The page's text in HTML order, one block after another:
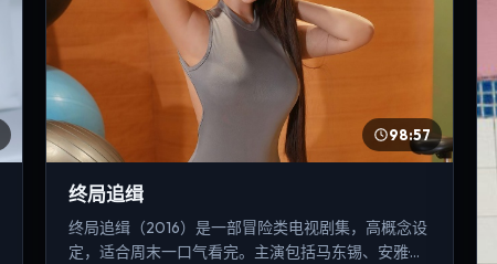
98:57
终局追缉
终局追缉（2016）是一部冒险类电视剧集，高概念设
定，适合周末一口气看完。主演包括马东锡、安雅·泰